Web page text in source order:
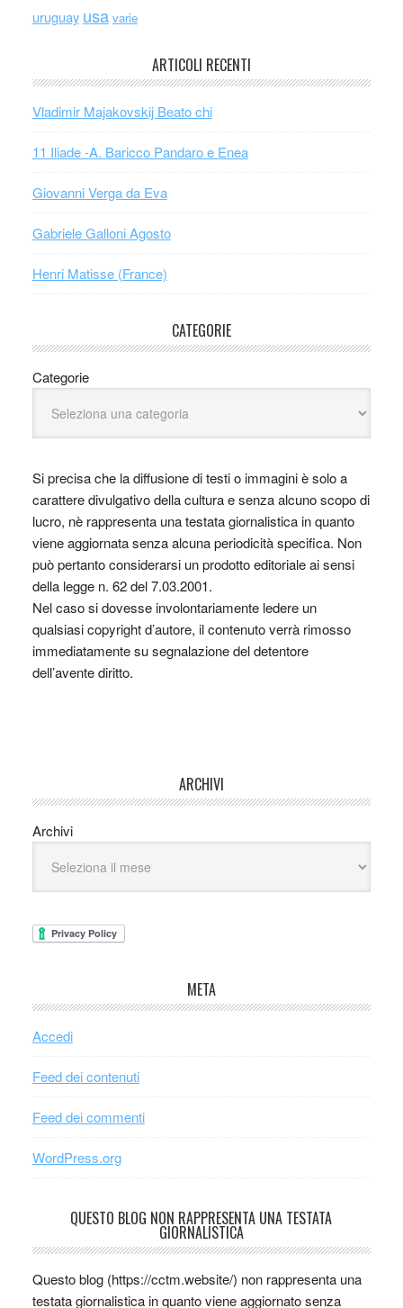
uruguay usa varie
ARTICOLI RECENTI
Vladimir Majakovskij Beato chi
11 Iliade -A. Baricco Pandaro e Enea
Giovanni Verga da Eva
Gabriele Galloni Agosto
Henri Matisse (France)
CATEGORIE
Categorie
Si precisa che la diffusione di testi o immagini è solo a
carattere divulgativo della cultura e senza alcuno scopo di
lucro, nè rappresenta una testata giornalistica in quanto
viene aggiornata senza alcuna periodicità specifica. Non
può pertanto considerarsi un prodotto editoriale ai sensi
della legge n. 62 del 7.03.2001.
Nel caso si dovesse involontariamente ledere un
qualsiasi copyright d’autore, il contenuto verrà rimosso
immediatamente su segnalazione del detentore
dell’avente diritto.
ARCHIVI
Archivi
META
Accedi
Feed dei contenuti
Feed dei commenti
WordPress.org
QUESTO BLOG NON RAPPRESENTA UNA TESTATA
GIORNALISTICA
Questo blog (https://cctm.website/) non rappresenta una
testata giornalistica in quanto viene aggiornato senza